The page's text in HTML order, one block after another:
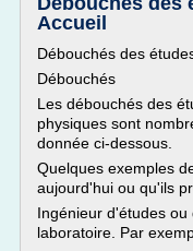
Accueil
Débouchés des
Débouchés
Les débouchés des
physiques sont
donnée ci-dessous.
Quelques exemples
aujourd'hui ou qu'ils
Ingénieur d'études
laboratoire. Par